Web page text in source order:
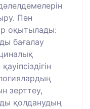
Пән
оқытылады:
бағалау
зерттеу,
қолданудың